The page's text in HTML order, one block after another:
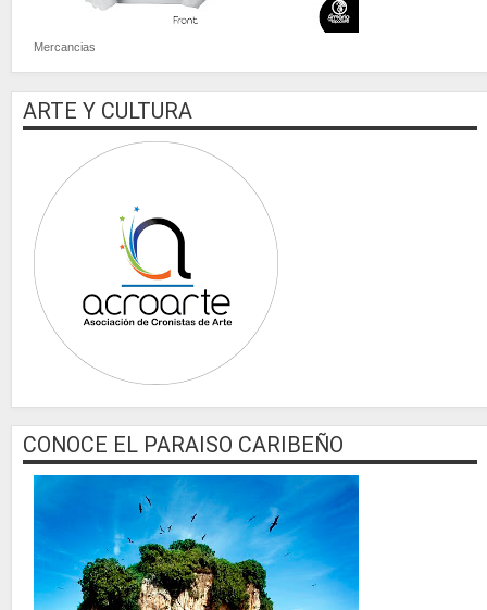
Mercancias
ARTE Y CULTURA
CONOCE EL PARAISO CARIBEÑO